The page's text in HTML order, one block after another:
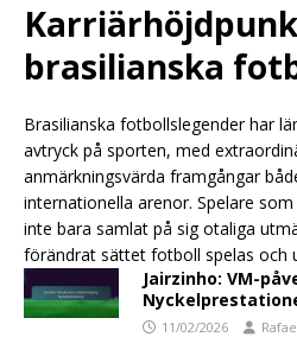
brasilianska
Brasilianska fotbollslegender har
avtryck på sporten, med
anmärkningsvärda framgångar
internationella arenor. Spelare
inte bara samlat på sig otaliga
förändrat sättet fotboll spelas och
Jairzinho: VM-
11/02/2026